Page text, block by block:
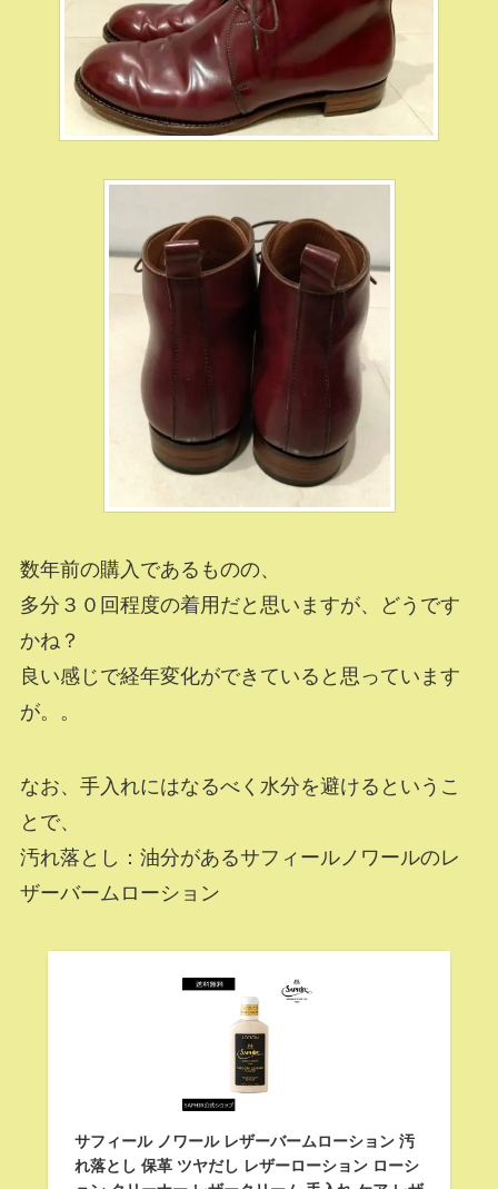
数年前の購入であるものの、
多分３０回程度の着用だと思いますが、どうです
かね？
良い感じで経年変化ができていると思っています
が。。
なお、手入れにはなるべく水分を避けるというこ
とで、
汚れ落とし：油分があるサフィールノワールのレ
ザーバームローション
サフィール ノワール レザーバームローション 汚
れ落とし 保革 ツヤだし レザーローション ローシ